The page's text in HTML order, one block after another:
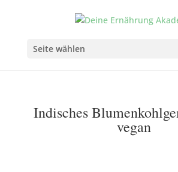
Seite wählen
Indisches
vegan